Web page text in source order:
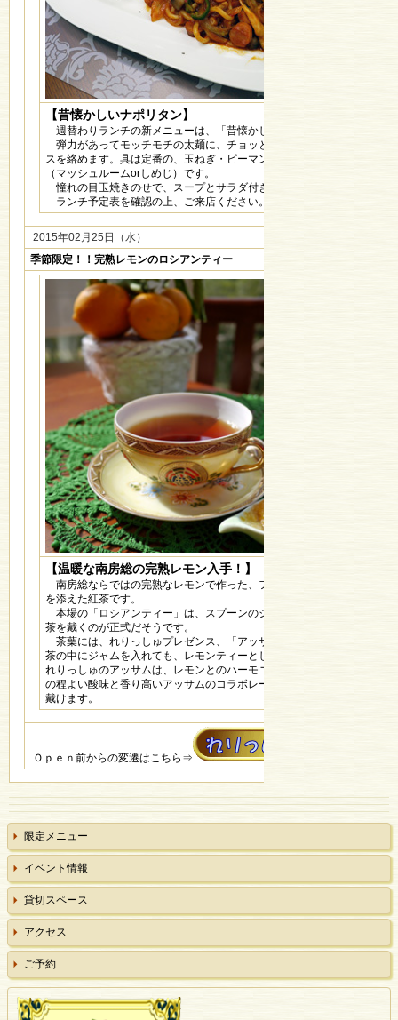
【昔懐かしいナポリタン】
週替わりランチの新メニューは、「昔懐かしいナポリタン」です。
弾力があってモッチモチの太麺に、チョッと甘めのナポリタンソー
スを絡めます。具は定番の、玉ねぎ・ピーマン・ソーセージ・きのこ
（マッシュルームorしめじ）です。
憧れの目玉焼きのせで、スープとサラダ付きの豪華版です。
ランチ予定表を確認の上、ご来店ください。
2015年02月25日（水）
季節限定！！完熟レモンのロシアンティー
【温暖な南房総の完熟レモン入手！】
南房総ならではの完熟なレモンで作った、フレッシュレモンジャム
を添えた紅茶です。
本場の「ロシアンティー」は、スプーンのジャムを舐めながら、紅
茶を戴くのが正式だそうです。
茶葉には、れりっしゅプレゼンス、「アッサム」を選びました。紅
茶の中にジャムを入れても、レモンティーとして美味しく戴けます。
れりっしゅのアッサムは、レモンとのハーモニーが絶妙。完熟レモン
の程よい酸味と香り高いアッサムのコラボレーションを十分お楽しみ
戴けます。
Ｏｐｅｎ前からの変遷はこちら⇒
限定メニュー
イベント情報
貸切スペース
アクセス
ご予約